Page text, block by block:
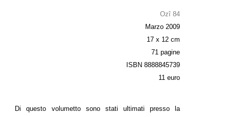
Ozî 84
Marzo 2009
17 x 12 cm
71 pagine
ISBN 8888845739
11 euro
Di questo volumetto sono stati ultimati presso la